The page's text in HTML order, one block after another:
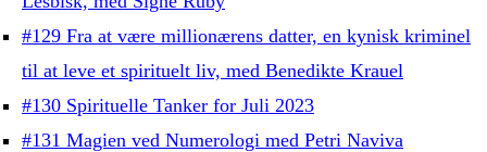
#129 Fra at være millionærens datter, en kynisk kriminel
til at leve et spirituelt liv, med Benedikte Krauel
#130 Spirituelle Tanker for Juli 2023
#131 Magien ved Numerologi med Petri Naviva